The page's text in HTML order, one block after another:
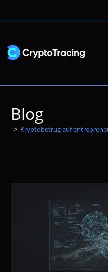
Inhalt
Blog
> Kryptobetrug auf